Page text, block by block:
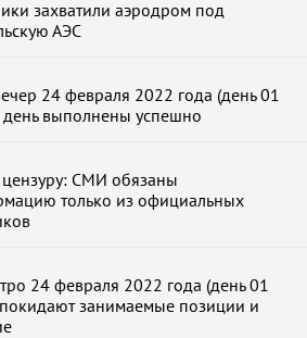
захватили аэродром под
АЭС
24 февраля 2022 года (день 01
день выполнены успешно
СМИ обязаны
только из официальных
24 февраля 2022 года (день 01
занимаемые позиции и